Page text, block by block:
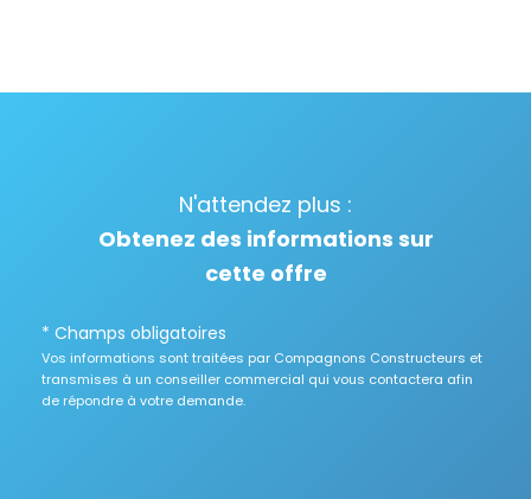
N'attendez plus :
Obtenez des informations sur
cette offre
* Champs obligatoires
Vos informations sont traitées par Compagnons Constructeurs et
transmises à un conseiller commercial qui vous contactera afin
de répondre à votre demande.